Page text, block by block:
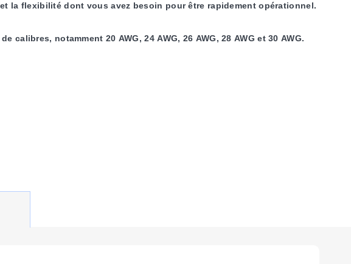
la flexibilité dont vous avez besoin pour être rapidement opérationnel.
notamment 20 AWG, 24 AWG, 26 AWG, 28 AWG et 30 AWG.
et d'environnement. Choisissez parmi le PFA, la tresse de verre, le
qualité thermocouple a gagné la confiance des ingénieurs et